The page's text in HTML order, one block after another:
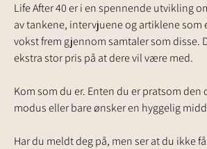
Life After 40 er i en spennende utvikling
av tankene, intervjuene og artiklene som
vokst frem gjennom samtaler som disse.
ekstra stor pris på at dere vil være med.
Kom som du er. Enten du er pratsom den
modus eller bare ønsker en hyggelig
Har du meldt deg på, men ser at du ikke